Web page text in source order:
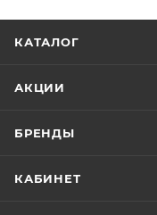
КАТАЛОГ
АКЦИИ
БРЕНДЫ
КАБИНЕТ